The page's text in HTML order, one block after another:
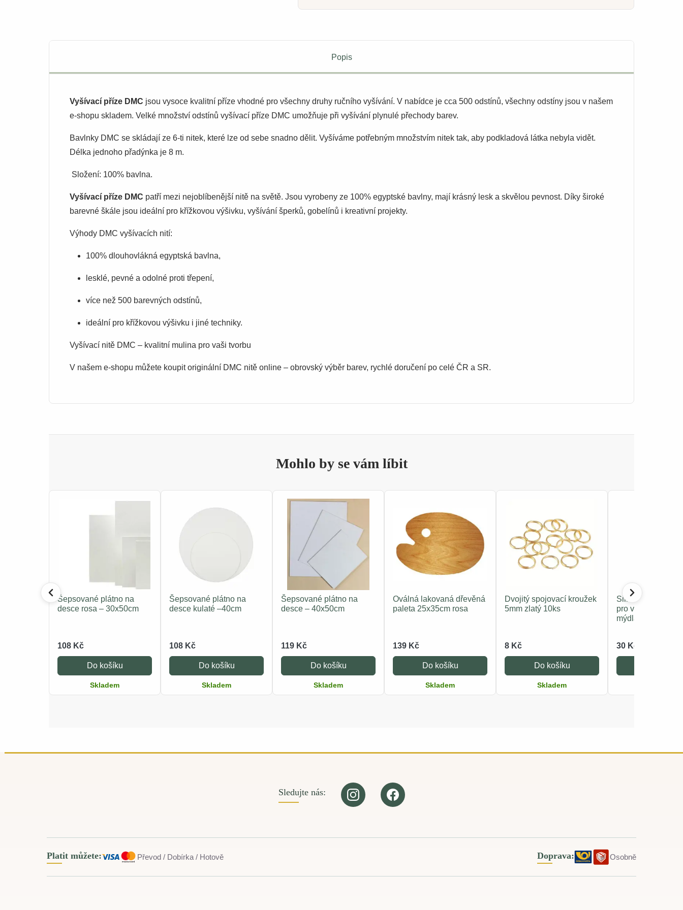
Popis
Vyšívací příze DMC jsou vysoce kvalitní příze vhodné pro všechny druhy ručního vyšívání. V nabídce je cca 500 odstínů, všechny odstíny jsou v našem
e-shopu skladem. Velké množství odstínů vyšívací příze DMC umožňuje při vyšívání plynulé přechody barev.
Bavlnky DMC se skládají ze 6-ti nitek, které lze od sebe snadno dělit. Vyšíváme potřebným množstvím nitek tak, aby podkladová látka nebyla vidět.
Délka jednoho přadýnka je 8 m.
Složení: 100% bavlna.
Vyšívací příze DMC patří mezi nejoblíbenější nitě na světě. Jsou vyrobeny ze 100% egyptské bavlny, mají krásný lesk a skvělou pevnost. Díky široké
barevné škále jsou ideální pro křížkovou výšivku, vyšívání šperků, gobelínů i kreativní projekty.
Výhody DMC vyšívacích nití:
100% dlouhovlákná egyptská bavlna,
lesklé, pevné a odolné proti třepení,
více než 500 barevných odstínů,
ideální pro křížkovou výšivku i jiné techniky.
Vyšívací nitě DMC – kvalitní mulina pro vaši tvorbu
V našem e-shopu můžete koupit originální DMC nitě online – obrovský výběr barev, rychlé doručení po celé ČR a SR.
Mohlo by se vám líbit
Šepsované plátno na
desce rosa – 30x50cm
108 Kč
Do košíku
Skladem
Šepsované plátno na
desce kulaté –40cm
108 Kč
Do košíku
Skladem
Šepsované plátno na
desce – 40x50cm
119 Kč
Do košíku
Skladem
Oválná lakovaná dřevěná
paleta 25x35cm rosa
139 Kč
Do košíku
Skladem
Dvojitý spojovací kroužek
5mm zlatý 10ks
8 Kč
Do košíku
Skladem
Silikonová forma
pro výrobu svíček
mýdla
30 Kč
Sledujte nás:
Platit můžete: Převod / Dobírka / Hotově Doprava: Osobně